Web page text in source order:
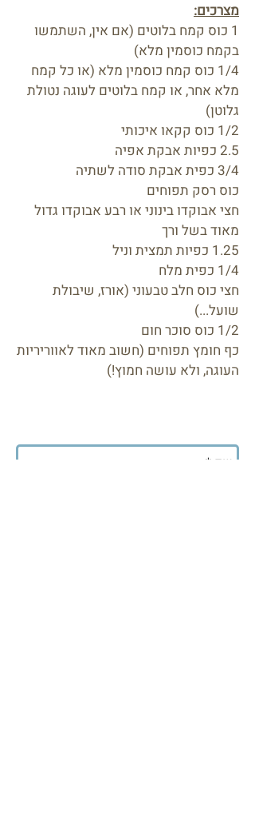
מצרכים:
1 כוס קמח בלוטים (אם אין, השתמשו
בקמח כוסמין מלא)
1/4 כוס קמח כוסמין מלא (או כל קמח
מלא אחר, או קמח בלוטים לעוגה נטולת
גלוטן)
1/2 כוס קקאו איכותי
2.5 כפיות אבקת אפיה
3/4 כפית אבקת סודה לשתיה
כוס רסק תפוחים
חצי אבוקדו בינוני או רבע אבוקדו גדול
מאוד בשל ורך
1.25 כפיות תמצית וניל
1/4 כפית מלח
חצי כוס חלב טבעוני (אורז, שיבולת
שועל...)
1/2 כוס סוכר חום
כף חומץ תפוחים (חשוב מאוד לאווריריות
העוגה, ולא עושה חמוץ!)